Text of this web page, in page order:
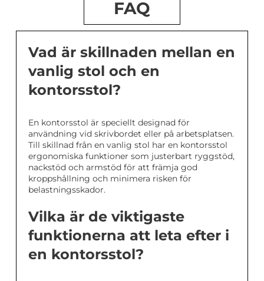
FAQ
Vad är skillnaden mellan en
vanlig stol och en
kontorsstol?
En kontorsstol är speciellt designad för
användning vid skrivbordet eller på arbetsplatsen.
Till skillnad från en vanlig stol har en kontorsstol
ergonomiska funktioner som justerbart ryggstöd,
nackstöd och armstöd för att främja god
kroppshållning och minimera risken för
belastningsskador.
Vilka är de viktigaste
funktionerna att leta efter i
en kontorsstol?